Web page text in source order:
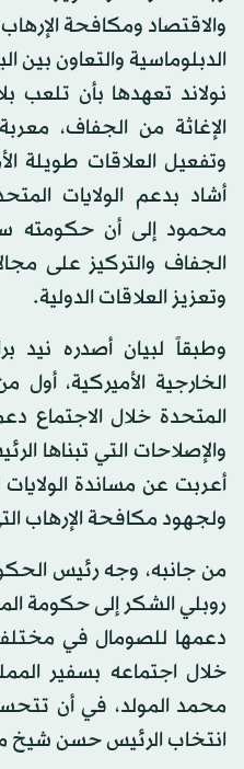
والاقتصاد ومكافحة
الدبلوماسية والتعاون بين
نولاند تعهدها بأن تلعب
الإغاثة من الجفاف،
وتفعيل العلاقات طويلة
أشاد بدعم الولايات
محمود إلى أن حكومته
الجفاف والتركيز على
وتعزيز العلاقات الدولية.
وطبقاً لبيان أصدره نيد
الخارجية الأميركية،
المتحدة خلال الاجتماع
والإصلاحات التي تبناها
أعربت عن مساندة
ولجهود مكافحة الإرهاب
من جانبه، وجه رئيس
روبلي الشكر إلى حكومة
دعمها للصومال في
خلال اجتماعه بسفير
محمد المولد، في أن
انتخاب الرئيس حسن شيخ